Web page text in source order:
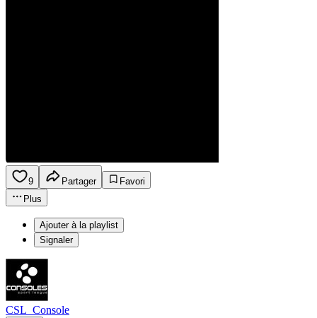
9 Partager
Favori
Plus
Ajouter à la playlist
Signaler
CSL_Console